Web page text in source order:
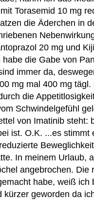
Torasemid 10 mg
die Äderchen in
20 mg und
die Gabe von
immer da,
mg mal 400 mg
die
Schwindelgefühl
von Imatinib steht:
ist. O.K. ...es stimmt
In meinem Urlaub,
angebrochen. Die
habe, weiß ich
geworden da